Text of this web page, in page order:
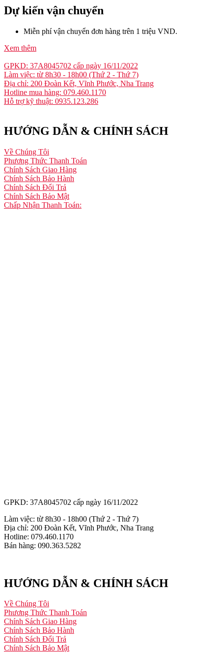
Dự kiến vận chuyển
Miễn phí vận chuyển đơn hàng trên 1 triệu VND.
Xem thêm
GPKD: 37A8045702 cấp ngày 16/11/2022
Làm việc: từ 8h30 - 18h00 (Thứ 2 - Thứ 7)
Địa chỉ: 200 Đoàn Kết, Vĩnh Phước, Nha Trang
Hotline mua hàng: 079.460.1170
Hỗ trợ kỹ thuật: 0935.123.286
HƯỚNG DẪN & CHÍNH SÁCH
Về Chúng Tôi
Phương Thức Thanh Toán
Chính Sách Giao Hàng
Chính Sách Bảo Hành
Chính Sách Đổi Trả
Chính Sách Bảo Mật
Chấp Nhận Thanh Toán:
GPKD: 37A8045702 cấp ngày 16/11/2022
Làm việc: từ 8h30 - 18h00 (Thứ 2 - Thứ 7)
Địa chỉ: 200 Đoàn Kết, Vĩnh Phước, Nha Trang
Hotline: 079.460.1170
Bán hàng: 090.363.5282
HƯỚNG DẪN & CHÍNH SÁCH
Về Chúng Tôi
Phương Thức Thanh Toán
Chính Sách Giao Hàng
Chính Sách Bảo Hành
Chính Sách Đổi Trả
Chính Sách Bảo Mật